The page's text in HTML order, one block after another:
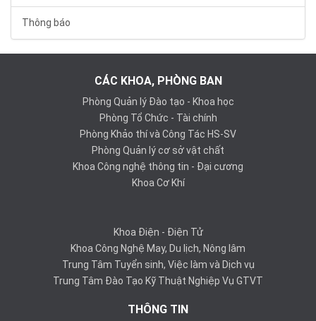
Thông báo
CÁC KHOA, PHÒNG BAN
Phòng Quản lý Đào tạo - Khoa học
Phòng Tổ Chức - Tài chính
Phòng Khảo thí và Công Tác HS-SV
Phòng Quản lý cơ sở vật chất
Khoa Công nghệ thông tin - Đại cương
Khoa Cơ Khí
Khoa Điện - Điện Tử
Khoa Công Nghệ May, Du lịch, Nông lâm
Trung Tâm Tuyển sinh, Việc làm và Dịch vụ
Trung Tâm Đào Tạo Kỹ Thuật Nghiệp Vụ GTVT
THÔNG TIN